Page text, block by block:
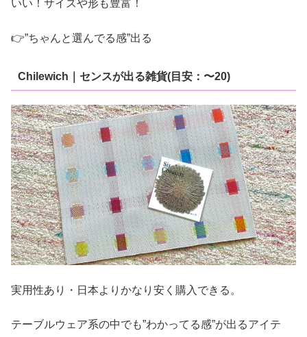
いい！サイズや形も豊富！
👉”ちゃんと選んでる感”出る
Chilewich｜センスが出る雑貨(目安：〜20)
実用性あり・日本よりかなり安く購入できる。
テーブルウェア系の中でも”わかってる感”が出るアイテ